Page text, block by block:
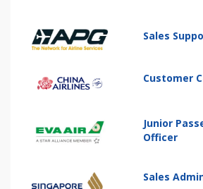
Sales
Customer
Junior
Officer
Sales